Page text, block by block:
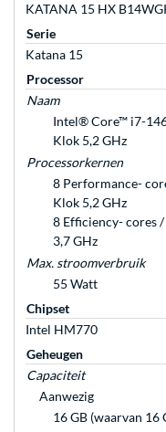
KATANA 15 HX
Serie
Katana 15
Processor
Naam
Intel® Core™ i7-
Klok 5,2 GHz
Processorkernen
8 Performance-
Klok 5,2 GHz
8 Efficiency- cores
3,7 GHz
Max. stroomverbruik
55 Watt
Chipset
Intel HM770
Geheugen
Capaciteit
Aanwezig
16 GB (waarvan 16